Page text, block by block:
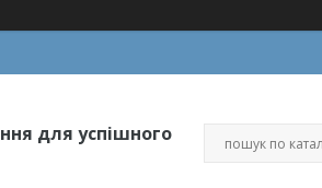
для успішного